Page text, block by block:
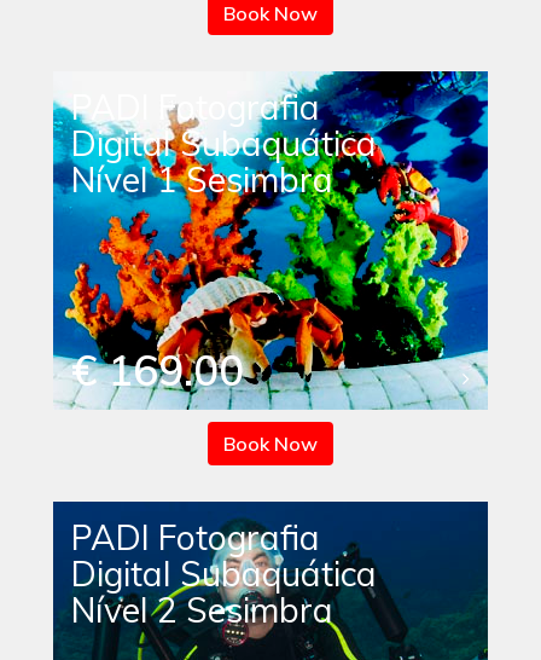
Book Now
PADI Fotografia
Digital Subaquática
Nível 1 Sesimbra
€ 169.00
Book Now
PADI Fotografia
Digital Subaquática
Nível 2 Sesimbra